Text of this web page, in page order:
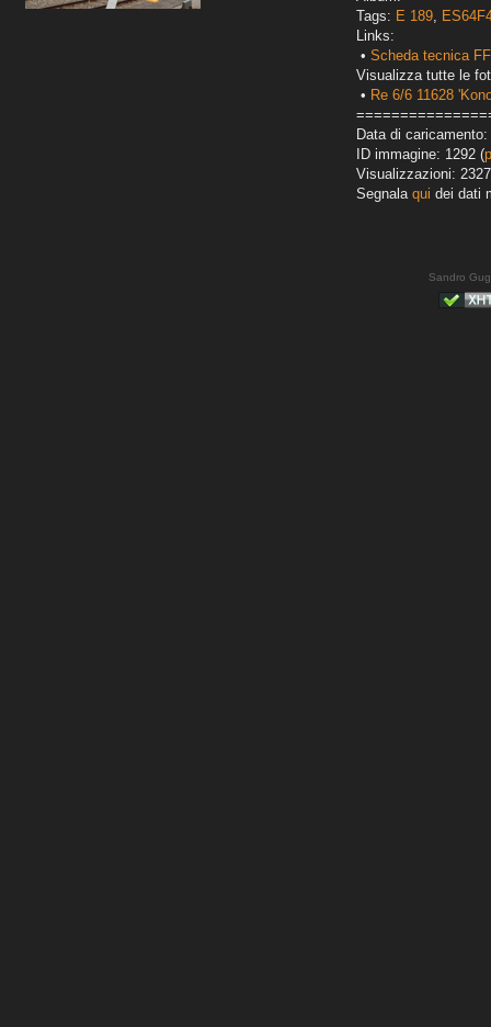
Tags: E 189,
Links:
• Scheda tecnica
Visualizza tutte le
• Re 6/6 11628
Data di caricamento:
ID immagine: 1292 (
Visualizzazioni: 2327
Segnala qui dei dati
Sandro